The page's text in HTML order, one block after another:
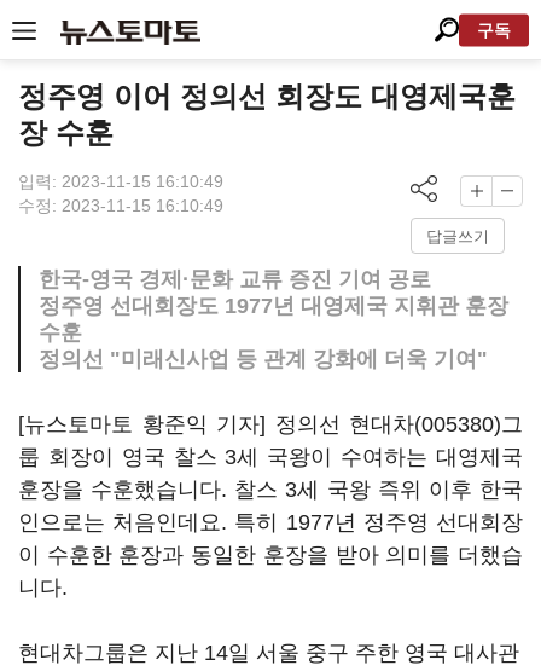
구독
정주영 이어 정의선 회장도 대영제국훈
장 수훈
입력: 2023-11-15 16:10:49
수정: 2023-11-15 16:10:49
답글쓰기
한국-영국 경제·문화 교류 증진 기여 공로
정주영 선대회장도 1977년 대영제국 지휘관 훈장
수훈
정의선 "미래신사업 등 관계 강화에 더욱 기여"
[뉴스토마토 황준익 기자] 정의선 현대차(005380)그
룹 회장이 영국 찰스 3세 국왕이 수여하는 대영제국
훈장을 수훈했습니다. 찰스 3세 국왕 즉위 이후 한국
인으로는 처음인데요. 특히 1977년 정주영 선대회장
이 수훈한 훈장과 동일한 훈장을 받아 의미를 더했습
니다.
현대차그룹은 지난 14일 서울 중구 주한 영국 대사관